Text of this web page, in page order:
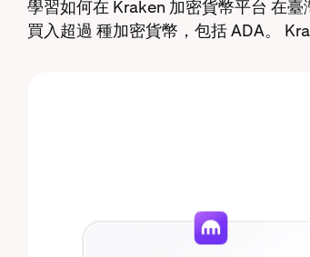
學習如何在 Kraken 加密貨幣平台 在
買入超過 種加密貨幣，包括 ADA。